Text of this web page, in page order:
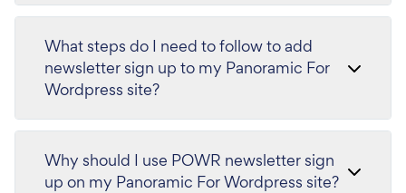
What steps do I need to follow to add
newsletter sign up to my Panoramic For
Wordpress site?
Why should I use POWR newsletter sign
up on my Panoramic For Wordpress site?